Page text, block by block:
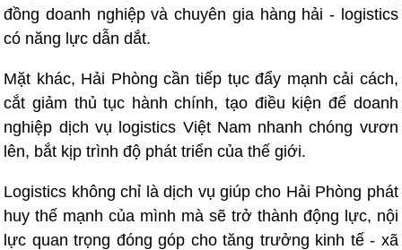
đồng doanh nghiệp và chuyên gia hàng hải - logistics
có năng lực dẫn dắt.
Mặt khác, Hải Phòng cần tiếp tục đẩy mạnh cải cách,
cắt giảm thủ tục hành chính, tạo điều kiện để doanh
nghiệp dịch vụ logistics Việt Nam nhanh chóng vươn
lên, bắt kịp trình độ phát triển của thế giới.
Logistics không chỉ là dịch vụ giúp cho Hải Phòng phát
huy thế mạnh của mình mà sẽ trở thành động lực, nội
lực quan trọng đóng góp cho tăng trưởng kinh tế - xã